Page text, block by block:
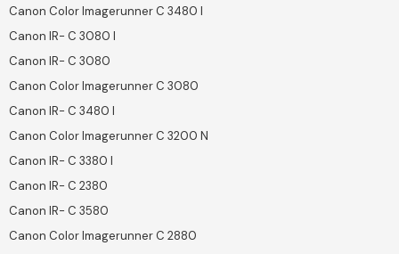
Canon Color Imagerunner C 3480 I
Canon IR- C 3080 I
Canon IR- C 3080
Canon Color Imagerunner C 3080
Canon IR- C 3480 I
Canon Color Imagerunner C 3200 N
Canon IR- C 3380 I
Canon IR- C 2380
Canon IR- C 3580
Canon Color Imagerunner C 2880